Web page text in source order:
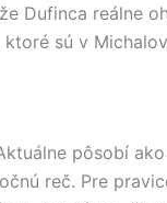
Dufinca reálne
sú v
pôsobí
reč. Pre